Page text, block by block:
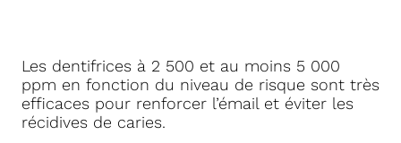
Les dentifrices à 2 500 et au moins 5 000
ppm en fonction du niveau de risque sont très
efficaces pour renforcer l’émail et éviter les
récidives de caries.